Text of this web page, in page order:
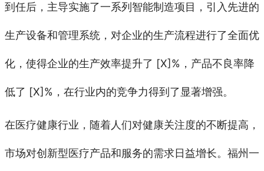
到任后，主导实施了一系列智能制造项目，引入先进的
生产设备和管理系统，对企业的生产流程进行了全面优
化，使得企业的生产效率提升了 [X]%，产品不良率降
低了 [X]%，在行业内的竞争力得到了显著增强。
在医疗健康行业，随着人们对健康关注度的不断提高，
市场对创新型医疗产品和服务的需求日益增长。福州一